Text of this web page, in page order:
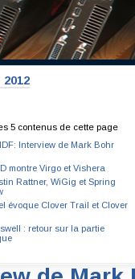
5 contenus de cette page
Interview de Mark Bohr
montre Virgo et Vishera
Rattner, WiGig et Spring
évoque Clover Trail et Clover
: retour sur la partie